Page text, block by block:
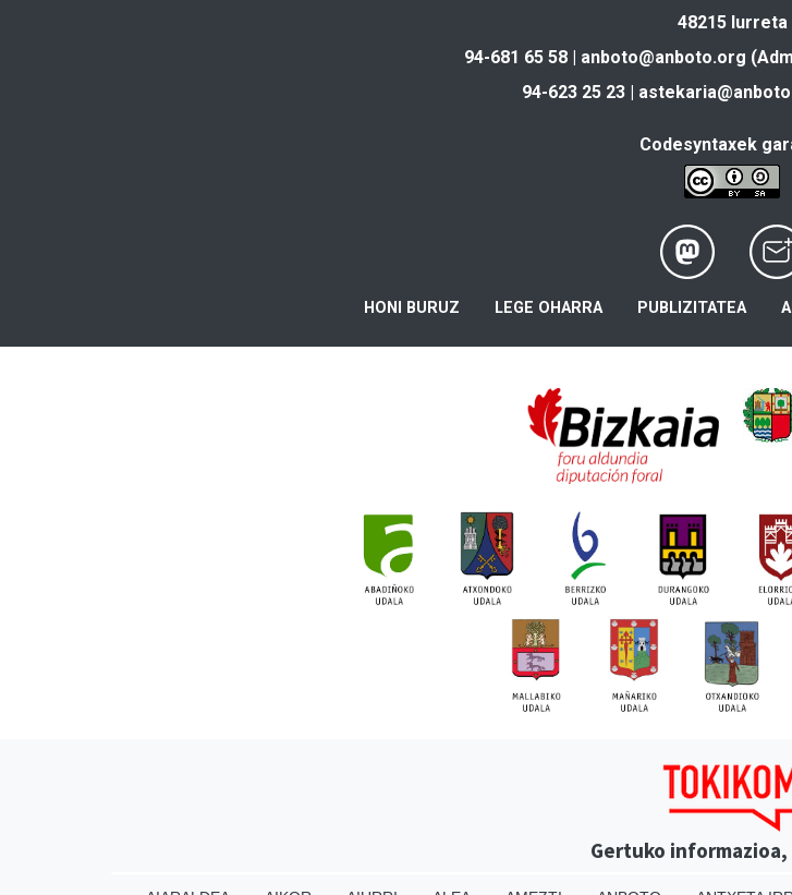
48215 Iurreta
94-681 65 58 | anboto@anboto.org
94-623 25 23 |
Codesyntaxek
HONI BURUZ LEGE OHARRA PUBLIZITATEA
Gertuko informazioa,